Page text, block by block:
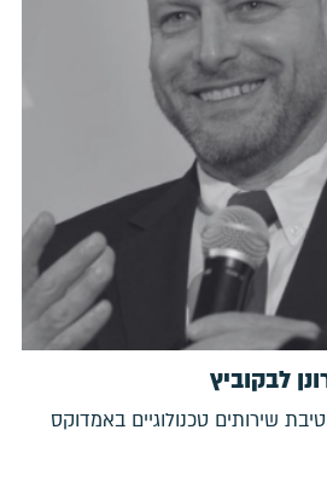
לבקוביץ
שירותים טכנולוגיים באמדוקס